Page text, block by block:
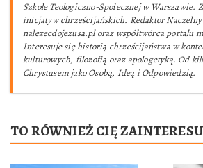
Szkole Teologiczno-Społecznej w Warszawie.
inicjatyw chrześcijańskich. Redaktor
nalezecdojezusa.pl oraz współtwórca portalu
Interesuje się historią chrześcijaństwa w
kulturowych, filozofią oraz apologetyką. Od
Chrystusem jako Osobą, Ideą i Odpowiedzią.
TO RÓWNIEŻ CIĘ